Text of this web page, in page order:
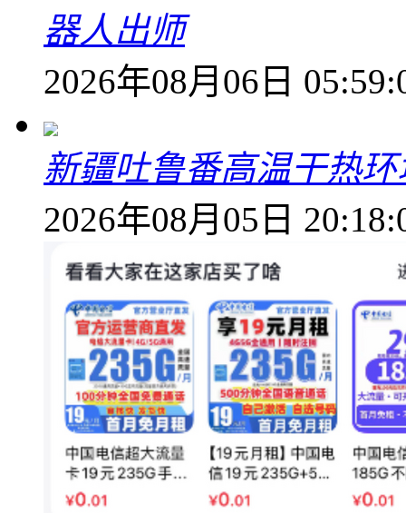
器人出师
2026年08月06日
新疆吐鲁番高温干热
2026年08月05日